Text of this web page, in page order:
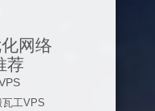
网络
荐
瓦工VPS